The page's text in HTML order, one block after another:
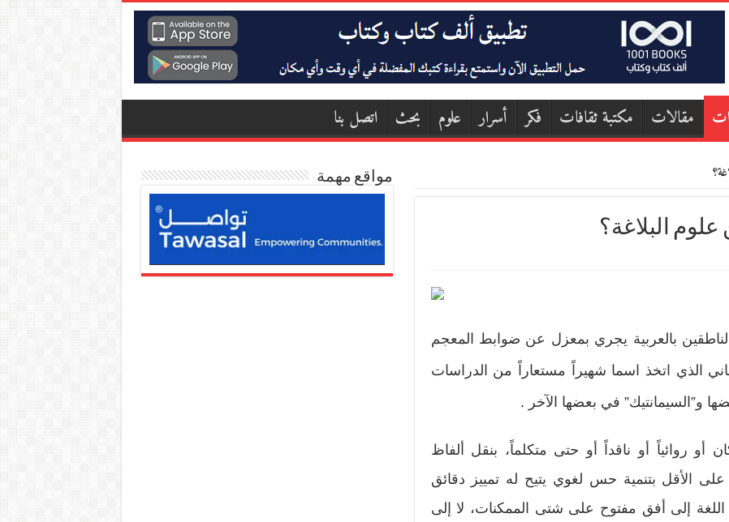
مقالات مكتبة ثقافات فكر أسرار علوم بحث اتصل بنا
البلاغة؟
بالعربية يجري بمعزل عن ضوابط المعجم
الذي اتخذ اسما شهيراً مستعاراً من الدراسات
و”السيمانتيك” في بعضها الآخر .
أو روائياً أو ناقداً أو حتى متكلماً، بنقل ألفاظ
الأقل بتنمية حس لغوي يتيح له تمييز دقائق
اللغة إلى أفق مفتوح على شتى الممكنات، لا إلى
مواقع مهمة